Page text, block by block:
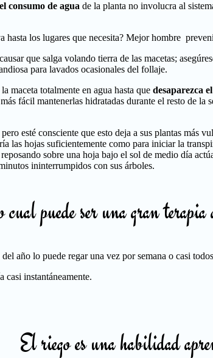
consumo de agua de la planta no involucra al
los lugares que necesita? Mejor hombre
que salga volando tierra de las macetas;
para lavados ocasionales del follaje.
maceta totalmente en agua hasta que desaparezca
fácil mantenerlas hidratadas durante el resto de la
esté consciente que esto deja a sus plantas más
las hojas suficientemente como para iniciar la
sobre una hoja bajo el sol de medio día
ininterrumpidos con sus árboles.
puede ser una gran
año lo puede regar una vez por semana o casi
casi instantáneamente.
El riego es una habilidad